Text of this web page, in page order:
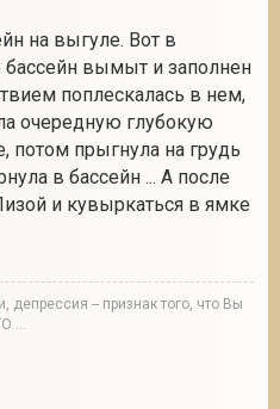
на выгуле. Вот в
бассейн вымыт и заполнен
поплескалась в нем,
очередную глубокую
потом прыгнула на грудь
в бассейн ... А после
и кувыркаться в ямке
депрессия -- признак того, что Вы
...